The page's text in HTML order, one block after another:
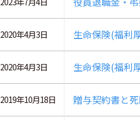
2020年4月3日 生命保険(福利
2020年4月3日 生命保険(福利
2019年10月18日 贈与契約書と